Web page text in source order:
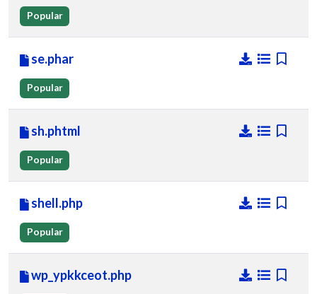
Popular
se.phar
Popular
sh.phtml
Popular
shell.php
Popular
wp_ypkkceot.php